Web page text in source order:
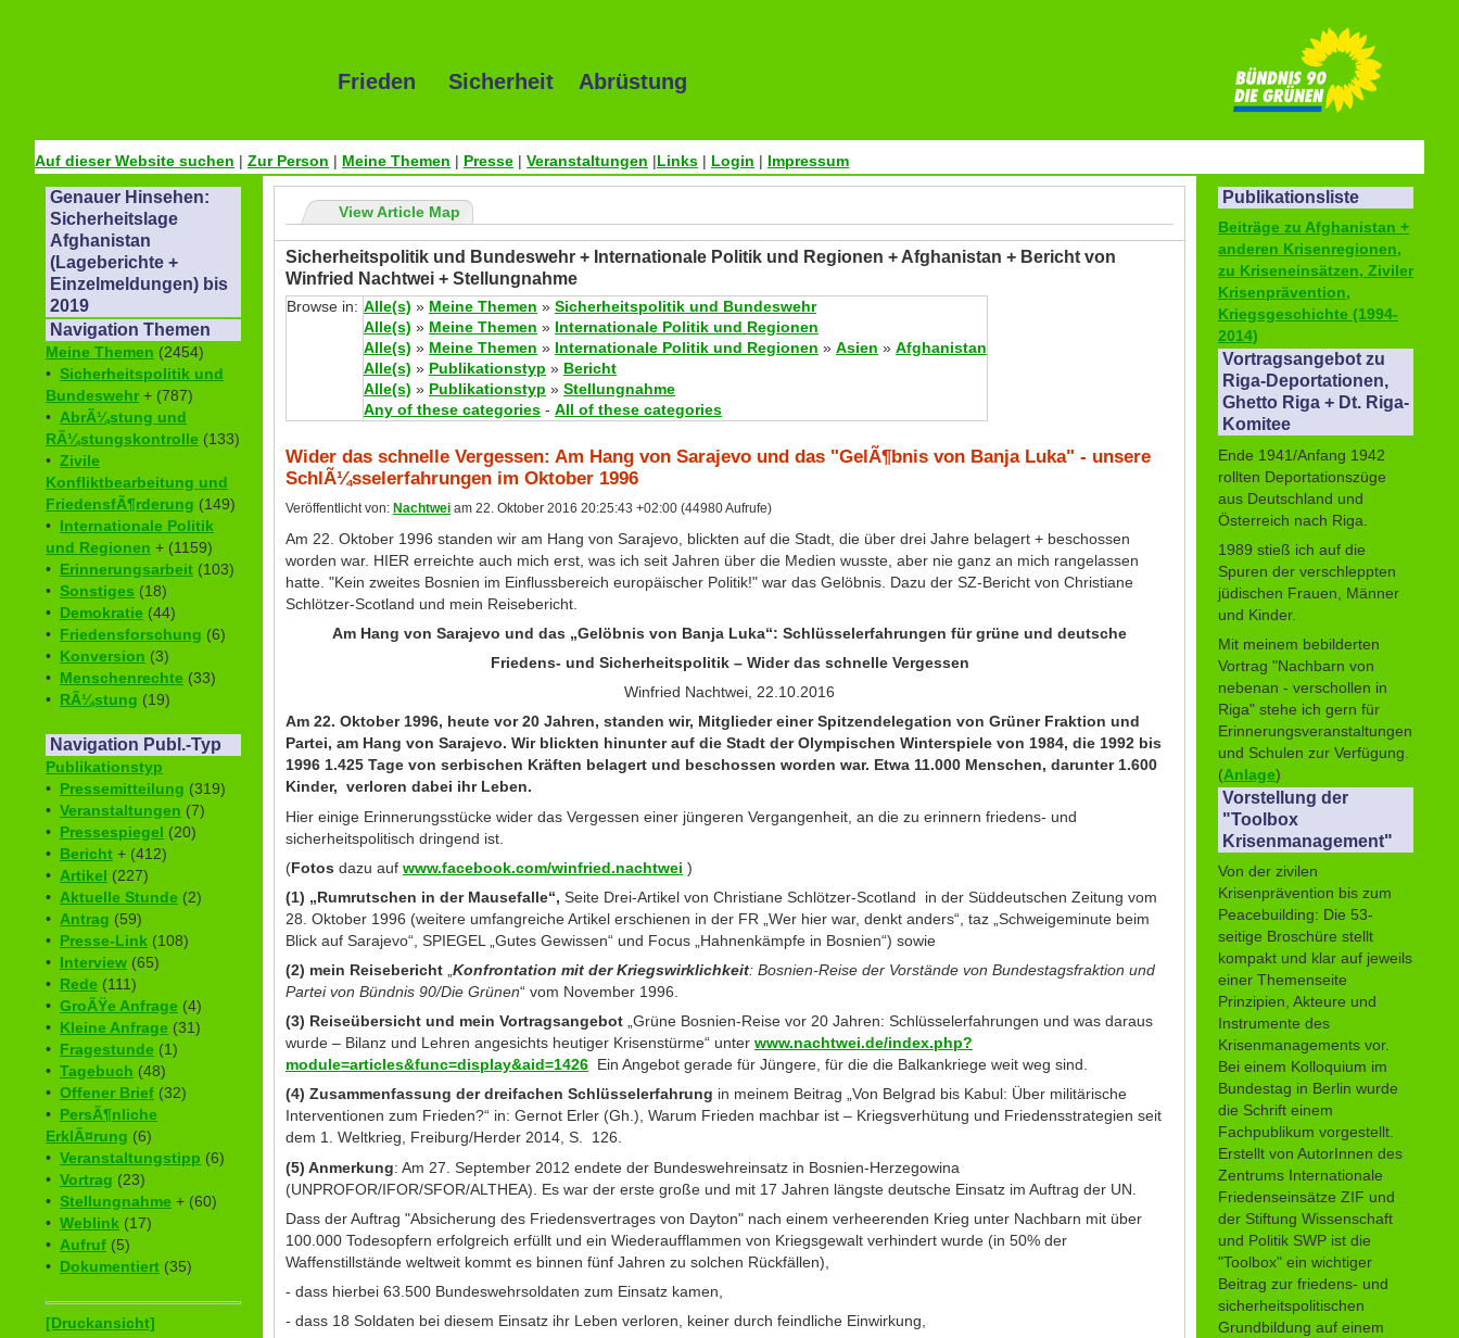
Frieden Sicherheit Abrüstung
Auf dieser Website suchen | Zur Person | Meine Themen | Presse | Veranstaltungen |Links | Login | Impressum
Genauer Hinsehen:
Sicherheitslage
Afghanistan
(Lageberichte +
Einzelmeldungen) bis
2019
Navigation Themen
Meine Themen (2454)
• Sicherheitspolitik und
Bundeswehr + (787)
• AbrÃ¼stung und
RÃ¼stungskontrolle (133)
• Zivile
Konfliktbearbeitung und
FriedensfÃ¶rderung (149)
• Internationale Politik
und Regionen + (1159)
• Erinnerungsarbeit (103)
• Sonstiges (18)
• Demokratie (44)
• Friedensforschung (6)
• Konversion (3)
• Menschenrechte (33)
• RÃ¼stung (19)
Navigation Publ.-Typ
Publikationstyp
• Pressemitteilung (319)
• Veranstaltungen (7)
• Pressespiegel (20)
• Bericht + (412)
• Artikel (227)
• Aktuelle Stunde (2)
• Antrag (59)
• Presse-Link (108)
• Interview (65)
• Rede (111)
• GroÃŸe Anfrage (4)
• Kleine Anfrage (31)
• Fragestunde (1)
• Tagebuch (48)
• Offener Brief (32)
• PersÃ¶nliche
ErklÃ¤rung (6)
• Veranstaltungstipp (6)
• Vortrag (23)
• Stellungnahme + (60)
• Weblink (17)
• Aufruf (5)
• Dokumentiert (35)
[Druckansicht]
View Article Map
Sicherheitspolitik und Bundeswehr + Internationale Politik und Regionen + Afghanistan + Bericht von
Winfried Nachtwei + Stellungnahme
Browse in: Alle(s) » Meine Themen » Sicherheitspolitik und Bundeswehr
Alle(s) » Meine Themen » Internationale Politik und Regionen
Alle(s) » Meine Themen » Internationale Politik und Regionen » Asien » Afghanistan
Alle(s) » Publikationstyp » Bericht
Alle(s) » Publikationstyp » Stellungnahme
Any of these categories - All of these categories
Wider das schnelle Vergessen: Am Hang von Sarajevo und das "GelÃ¶bnis von Banja Luka" - unsere
SchlÃ¼sselerfahrungen im Oktober 1996
Veröffentlicht von: Nachtwei am 22. Oktober 2016 20:25:43 +02:00 (44980 Aufrufe)
Am 22. Oktober 1996 standen wir am Hang von Sarajevo, blickten auf die Stadt, die über drei Jahre belagert + beschossen
worden war. HIER erreichte auch mich erst, was ich seit Jahren über die Medien wusste, aber nie ganz an mich rangelassen
hatte. "Kein zweites Bosnien im Einflussbereich europäischer Politik!" war das Gelöbnis. Dazu der SZ-Bericht von Christiane
Schlötzer-Scotland und mein Reisebericht.
Am Hang von Sarajevo und das „Gelöbnis von Banja Luka“: Schlüsselerfahrungen für grüne und deutsche
Friedens- und Sicherheitspolitik – Wider das schnelle Vergessen
Winfried Nachtwei, 22.10.2016
Am 22. Oktober 1996, heute vor 20 Jahren, standen wir, Mitglieder einer Spitzendelegation von Grüner Fraktion und
Partei, am Hang von Sarajevo. Wir blickten hinunter auf die Stadt der Olympischen Winterspiele von 1984, die 1992 bis
1996 1.425 Tage von serbischen Kräften belagert und beschossen worden war. Etwa 11.000 Menschen, darunter 1.600
Kinder, verloren dabei ihr Leben.
Hier einige Erinnerungsstücke wider das Vergessen einer jüngeren Vergangenheit, an die zu erinnern friedens- und
sicherheitspolitisch dringend ist.
(Fotos dazu auf www.facebook.com/winfried.nachtwei )
(1) „Rumrutschen in der Mausefalle“, Seite Drei-Artikel von Christiane Schlötzer-Scotland in der Süddeutschen Zeitung vom
28. Oktober 1996 (weitere umfangreiche Artikel erschienen in der FR „Wer hier war, denkt anders“, taz „Schweigeminute beim
Blick auf Sarajevo“, SPIEGEL „Gutes Gewissen“ und Focus „Hahnenkämpfe in Bosnien“) sowie
(2) mein Reisebericht Konfrontation mit der Kriegswirklichkeit: Bosnien-Reise der Vorstände von Bundestagsfraktion und
Partei von Bündnis 90/Die Grünen“ vom November 1996.
(3) Reiseübersicht und mein Vortragsangebot „Grüne Bosnien-Reise vor 20 Jahren: Schlüsselerfahrungen und was daraus
wurde – Bilanz und Lehren angesichts heutiger Krisenstürme“ unter www.nachtwei.de/index.php?
module=articles&func=display&aid=1426 Ein Angebot gerade für Jüngere, für die die Balkankriege weit weg sind.
(4) Zusammenfassung der dreifachen Schlüsselerfahrung in meinem Beitrag „Von Belgrad bis Kabul: Über militärische
Interventionen zum Frieden?“ in: Gernot Erler (Gh.), Warum Frieden machbar ist – Kriegsverhütung und Friedensstrategien seit
dem 1. Weltkrieg, Freiburg/Herder 2014, S. 126.
(5) Anmerkung: Am 27. September 2012 endete der Bundeswehreinsatz in Bosnien-Herzegowina
(UNPROFOR/IFOR/SFOR/ALTHEA). Es war der erste große und mit 17 Jahren längste deutsche Einsatz im Auftrag der UN.
Dass der Auftrag "Absicherung des Friedensvertrages von Dayton" nach einem verheerenden Krieg unter Nachbarn mit über
100.000 Todesopfern erfolgreich erfüllt und ein Wiederaufflammen von Kriegsgewalt verhindert wurde (in 50% der
Waffenstillstände weltweit kommt es binnen fünf Jahren zu solchen Rückfällen),
- dass hierbei 63.500 Bundeswehrsoldaten zum Einsatz kamen,
- dass 18 Soldaten bei diesem Einsatz ihr Leben verloren, keiner durch feindliche Einwirkung,
Publikationsliste
Beiträge zu Afghanistan +
anderen Krisenregionen,
zu Kriseneinsätzen, Ziviler
Krisenprävention,
Kriegsgeschichte (1994-
2014)
Vortragsangebot zu
Riga-Deportationen,
Ghetto Riga + Dt. Riga-
Komitee
Ende 1941/Anfang 1942
rollten Deportationszüge
aus Deutschland und
Österreich nach Riga.
1989 stieß ich auf die
Spuren der verschleppten
jüdischen Frauen, Männer
und Kinder.
Mit meinem bebilderten
Vortrag "Nachbarn von
nebenan - verschollen in
Riga" stehe ich gern für
Erinnerungsveranstaltungen
und Schulen zur Verfügung.
(Anlage)
Vorstellung der
"Toolbox
Krisenmanagement"
Von der zivilen
Krisenprävention bis zum
Peacebuilding: Die 53-
seitige Broschüre stellt
kompakt und klar auf jeweils
einer Themenseite
Prinzipien, Akteure und
Instrumente des
Krisenmanagements vor.
Bei einem Kolloquium im
Bundestag in Berlin wurde
die Schrift einem
Fachpublikum vorgestellt.
Erstellt von AutorInnen des
Zentrums Internationale
Friedenseinsätze ZIF und
der Stiftung Wissenschaft
und Politik SWP ist die
"Toolbox" ein wichtiger
Beitrag zur friedens- und
sicherheitspolitischen
Grundbildung auf einem